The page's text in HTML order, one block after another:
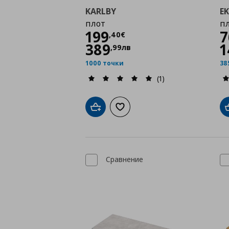
KARLBY
плот
199,40€
Цена
389,99лв
1000 точки
(1)
Добави в кошницата
Добави към списъка с любими
Сравнение